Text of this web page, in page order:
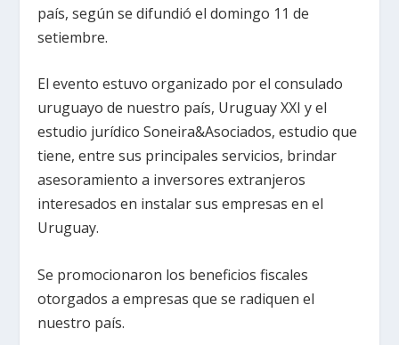
país, según se difundió el domingo 11 de
setiembre.
El evento estuvo organizado por el consulado
uruguayo de nuestro país, Uruguay XXI y el
estudio jurídico Soneira&Asociados, estudio que
tiene, entre sus principales servicios, brindar
asesoramiento a inversores extranjeros
interesados en instalar sus empresas en el
Uruguay.
Se promocionaron los beneficios fiscales
otorgados a empresas que se radiquen el
nuestro país.